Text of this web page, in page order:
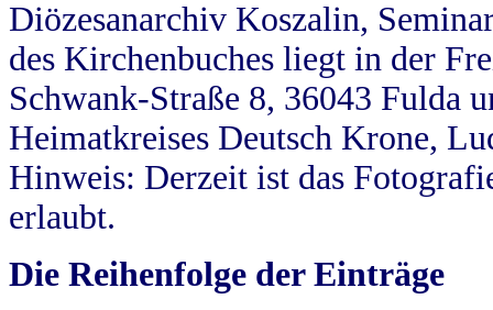
Diözesanarchiv Koszalin,
des Kirchenbuches liegt in der
Schwank-Straße 8, 36043 Fulda
Heimatkreises Deutsch Krone,
Hinweis: Derzeit ist das
erlaubt.
Die Reihenfolge der Einträge